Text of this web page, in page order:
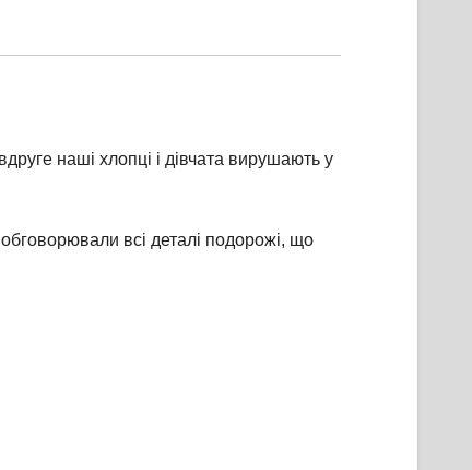
наші хлопці і дівчата вирушають у
обговорювали всі деталі подорожі, що